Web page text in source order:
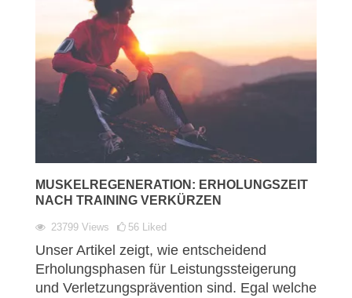
MUSKELREGENERATION: ERHOLUNGSZEIT
NACH TRAINING VERKÜRZEN
23799 Views 56 Liked
Unser Artikel zeigt, wie entscheidend
Erholungsphasen für Leistungssteigerung
und Verletzungsprävention sind. Egal welche